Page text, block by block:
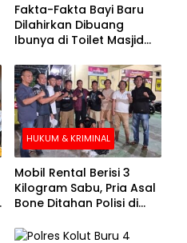
Fakta-Fakta Bayi Baru
Dilahirkan Dibuang
Ibunya di Toilet Masjid
HUKUM & KRIMINAL
Mobil Rental Berisi 3
Kilogram Sabu, Pria Asal
Bone Ditahan Polisi di